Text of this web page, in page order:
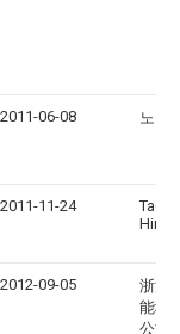
2011-06-08 노홍
2011-11-24
Hirai
2012-09-05
浙江
能科
公司